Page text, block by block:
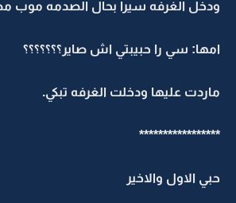
ودخل الغرفه سيرا بحال الصدمه موب
امها: سي را حبيبتي اش صاير؟؟؟؟؟؟؟
ماردت عليها ودخلت الغرفه تبكي.
*****************
حبي الاول والاخير